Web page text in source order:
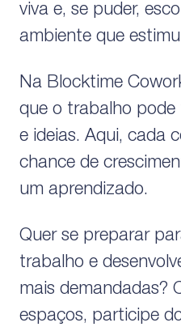
viva e, se puder,
ambiente que
Na Blocktime
que o trabalho pode
e ideias. Aqui, cada
chance de
um aprendizado.
Quer se preparar
trabalho e
mais demandadas?
espaços, participe